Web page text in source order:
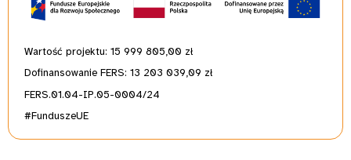
Wartość projektu: 15 999 805,00 zł
Dofinansowanie FERS: 13 203 039,09 zł
FERS.01.04-IP.05-0004/24
#FunduszeUE